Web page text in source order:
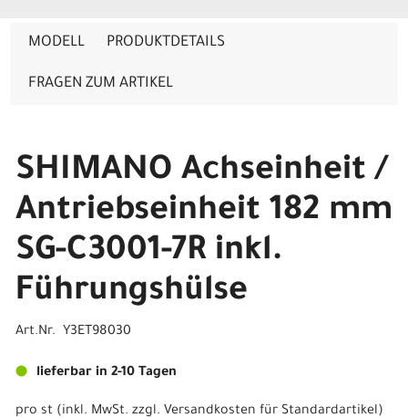
MODELL PRODUKTDETAILS
FRAGEN ZUM ARTIKEL
SHIMANO Achseinheit /
Antriebseinheit 182 mm
SG-C3001-7R inkl.
Führungshülse
Art.Nr. Y3ET98030
lieferbar in 2-10 Tagen
pro st (inkl. MwSt. zzgl. Versandkosten für Standardartikel)